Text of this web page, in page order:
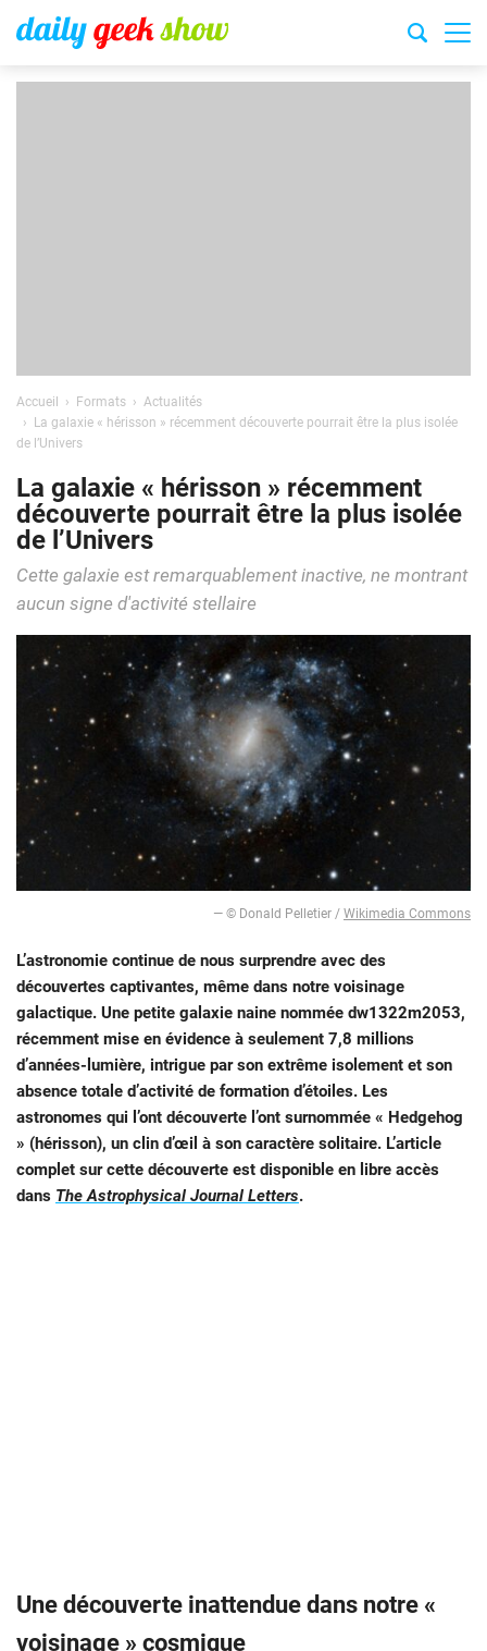
Accueil Formats
Actualités
La galaxie « hérisson » récemment découverte pourrait être la plus isolée
de l’Univers
La galaxie « hérisson » récemment
découverte pourrait être la plus isolée
de l’Univers
Cette galaxie est remarquablement inactive, ne montrant
aucun signe d'activité stellaire
— © Donald Pelletier / Wikimedia Commons
L’astronomie continue de nous surprendre avec des
découvertes captivantes, même dans notre voisinage
galactique. Une petite galaxie naine nommée dw1322m2053,
récemment mise en évidence à seulement 7,8 millions
d’années-lumière, intrigue par son extrême isolement et son
absence totale d’activité de formation d’étoiles. Les
astronomes qui l’ont découverte l’ont surnommée « Hedgehog
» (hérisson), un clin d’œil à son caractère solitaire. L’article
complet sur cette découverte est disponible en libre accès
dans The Astrophysical Journal Letters.
Une découverte inattendue dans notre «
voisinage » cosmique